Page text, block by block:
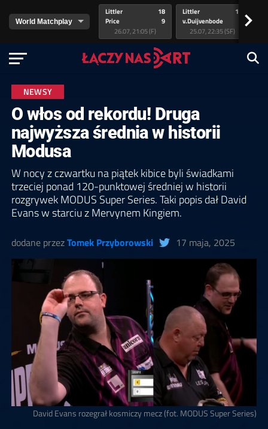
Littler
Price
18
9
26.07, 21:05 (F)
Littler
v.Duijvenbode
17
25.07, 22:35 (SF)
>
NEWSY
O włos od rekordu! Druga
najwyższa średnia w historii
Modusa
W nocy z czwartku na piątek kibice byli świadkami
trzeciej ponad 120-punktowej średniej w historii
rozgrywek MODUS Super Series. Taki popis dał David
Evans w starciu z Mervynem Kingiem.
dodane przezTomek Przyborowski 17 maja, 2025
David Evans rozegrał kosmiczy mecz (fot. MODUS Super Series)